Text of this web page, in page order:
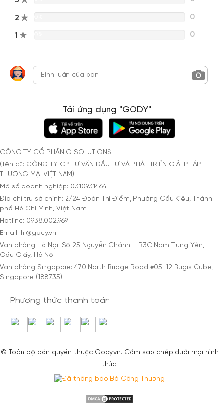
2 0
1 0
Tải ứng dụng "GODY"
CÔNG TY CỔ PHẦN G SOLUTIONS
(Tên cũ: CÔNG TY CP TƯ VẤN ĐẦU TƯ VÀ PHÁT TRIỂN GIẢI PHÁP
THƯƠNG MẠI VIỆT NAM)
Mã số doanh nghiệp: 0310931464
Địa chỉ trụ sở chính: 2/24 Đoàn Thị Điểm, Phường Cầu Kiệu, Thành
phố Hồ Chí Minh, Việt Nam
Hotline: 0938.002.969
Email: hi@gody.vn
Văn phòng Hà Nội: Số 25 Nguyễn Chánh – B3C Nam Trung Yên,
Cầu Giấy, Hà Nội
Văn phòng Singapore: 470 North Bridge Road #05-12 Bugis Cube,
Singapore (188735)
Phương thức thanh toán
© Toàn bộ bản quyền thuộc Gody.vn. Cấm sao chép dưới mọi hình
thức.